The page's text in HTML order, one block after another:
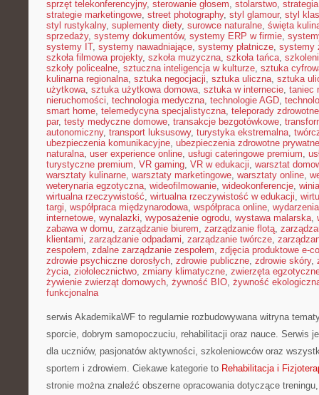
sprzęt telekonferencyjny, sterowanie głosem, stolarstwo,
strategie marketingowe, street photography, styl glamour, styl
styl rustykalny, suplementy diety, surowce naturalne, święta
sprzedaży, systemy dokumentów, systemy ERP w firmie,
systemy IT, systemy nawadniające, systemy płatnicze, systemy
szkoła filmowa projekty, szkoła muzyczna, szkoła tańca,
szkoły policealne, sztuczna inteligencja w kulturze, sztuka
kulinarna regionalna, sztuka negocjacji, sztuka uliczna, sztuka
użytkowa, sztuka użytkowa domowa, sztuka w internecie, taniec
nieruchomości, technologia medyczna, technologie AGD,
smart home, telemedycyna specjalistyczna, teleporady zdrowotne
par, testy medyczne domowe, transakcje bezgotówkowe,
autonomiczny, transport luksusowy, turystyka ekstremalna,
ubezpieczenia komunikacyjne, ubezpieczenia zdrowotne prywatne
naturalna, user experience online, usługi cateringowe premium,
turystyczne premium, VR gaming, VR w edukacji, warsztat
warsztaty kulinarne, warsztaty marketingowe, warsztaty online,
weterynaria egzotyczna, wideofilmowanie, wideokonferencje,
wirtualna rzeczywistość, wirtualna rzeczywistość w edukacji,
targi, współpraca międzynarodowa, współpraca online,
internetowe, wynalazki, wyposażenie ogrodu, wystawa malarska,
zabawa w domu, zarządzanie biurem, zarządzanie flotą,
klientami, zarządzanie odpadami, zarządzanie twórcze,
zespołem, zdalne zarządzanie zespołem, zdjęcia produktowe e-
zdrowie psychiczne dorosłych, zdrowie publiczne, zdrowie skóry,
życia, ziołolecznictwo, zmiany klimatyczne, zwierzęta
żywienie zwierząt domowych, żywność BIO, żywność
funkcjonalna
serwis AkademikaWF to regularnie rozbudowywana witryna
sporcie, dobrym samopoczuciu, rehabilitacji oraz nauce. Serwis
dla uczniów, pasjonatów aktywności, szkoleniowców oraz
sportem i zdrowiem. Ciekawe kategorie to Rehabilitacja i
stronie można znaleźć obszerne opracowania dotyczące